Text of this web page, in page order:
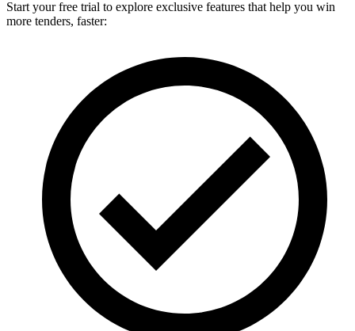
Start your free trial to explore exclusive features that help you win
more tenders, faster: